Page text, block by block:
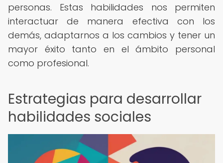
personas. Estas habilidades nos permiten
interactuar de manera efectiva con los
demás, adaptarnos a los cambios y tener un
mayor éxito tanto en el ámbito personal
como profesional.
Estrategias para desarrollar
habilidades sociales